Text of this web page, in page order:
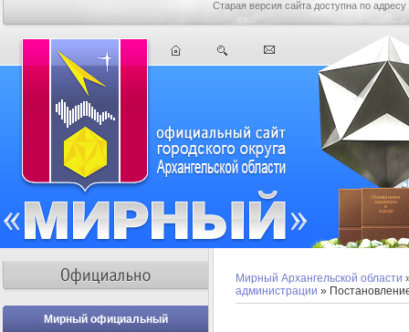
Старая версия сайта доступна по адресу
Мирный официальный
Мирный Архангельской области
администрации »